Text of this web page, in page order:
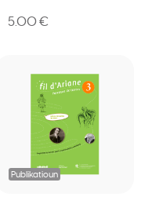
5.00 €
Publikatioun